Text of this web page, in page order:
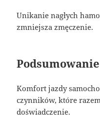
Unikanie nagłych
zmniejsza zmęczenie.
Podsumowanie
Komfort jazdy
czynników, które
doświadczenie.